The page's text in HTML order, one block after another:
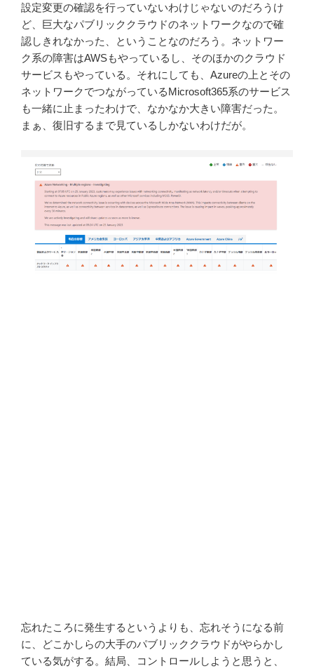
設定変更の確認を行っていないわけじゃないのだろうけ
ど、巨大なパブリッククラウドのネットワークなので確
認しきれなかった、ということなのだろう。ネットワー
ク系の障害はAWSもやっているし、そのほかのクラウド
サービスもやっている。それにしても、Azureの上とその
ネットワークでつながっているMicrosoft365系のサービス
も一緒に止まったわけで、なかなか大きい障害だった。
まぁ、復旧するまで見ているしかないわけだが。
忘れたころに発生するというよりも、忘れそうになる前
に、どこかしらの大手のパブリッククラウドがやらかし
ている気がする。結局、コントロールしようと思うと、